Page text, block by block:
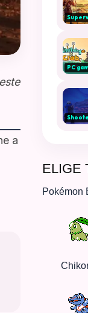
a
PC
ELIGE
Pokémon